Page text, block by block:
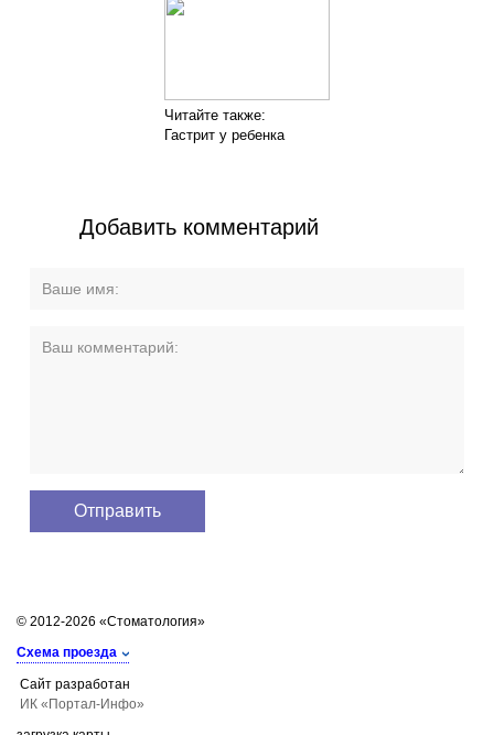
Читайте также:
Гастрит у ребенка
Добавить комментарий
© 2012-2026 «Стоматология»
Схема проезда
Сайт разработан
ИК «Портал-Инфо»